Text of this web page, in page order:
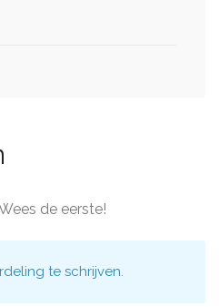
de eerste!
te schrijven.